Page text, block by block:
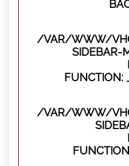
/VAR/WWW/
SIDEBAR-
FUNCTION:
/VAR/WWW/